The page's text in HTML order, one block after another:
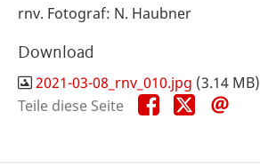
rnv. Fotograf: N. Haubner
Download
2021-03-08_rnv_010.jpg (3.14 MB)
Teile diese Seite
Teile
diese
Teile
diese